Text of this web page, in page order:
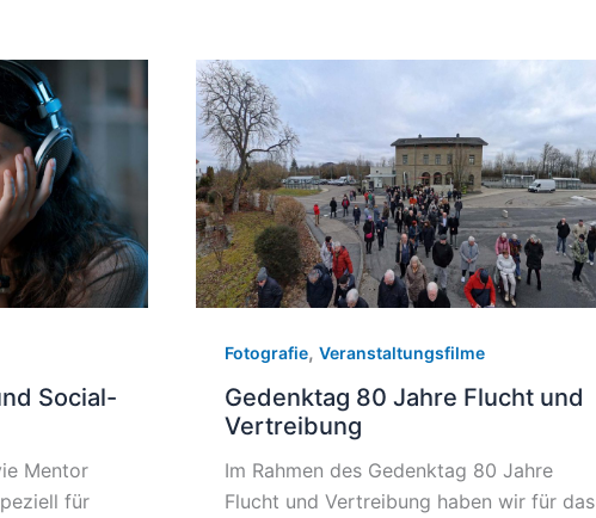
Social-
Mentor
für
Fotografie, Veranstaltungsfilme
Gedenktag 80 Jahre Flucht und
Vertreibung
Im Rahmen des Gedenktag 80 Jahre
Flucht und Vertreibung haben wir für das